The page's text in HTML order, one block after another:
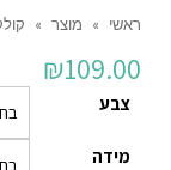
ראשי » מוצר »
₪109.00
צבע
מידה